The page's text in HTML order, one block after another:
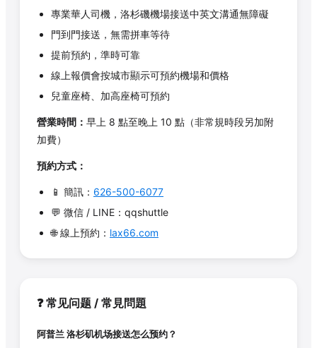
專業華人司機，洛杉磯機場接送中英文溝通無障礙
門到門接送，無需拼車等待
提前預約，準時可靠
線上報價會按城市顯示可預約機場和價格
兒童座椅、加高座椅可預約
營業時間： 早上 8 點至晚上 10 點（非常規時段另加附
加費）
預約方式：
📱 簡訊： 626-500-6077
💬 微信 / LINE：qqshuttle
🌐 線上預約： lax66.com
❓ 常见问题 / 常見問題
阿普兰洛杉矶机场接送怎么预约？